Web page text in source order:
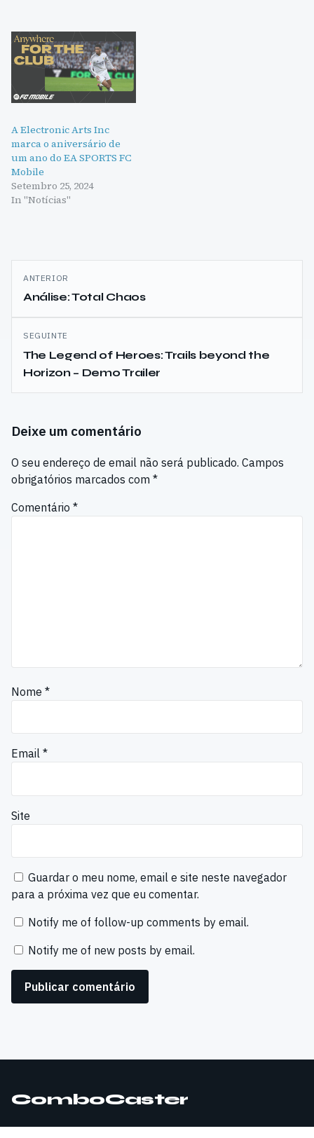
A Electronic Arts Inc
marca o aniversário de
um ano do EA SPORTS FC
Mobile
Setembro 25, 2024
In "Notícias"
Navegação
de
artigos
ANTERIOR
Análise: Total Chaos
SEGUINTE
The Legend of Heroes: Trails beyond the
Horizon – Demo Trailer
Deixe um comentário
O seu endereço de email não será publicado. Campos
obrigatórios marcados com *
Comentário *
Nome *
Email *
Site
Guardar o meu nome, email e site neste navegador
para a próxima vez que eu comentar.
Notify me of follow-up comments by email.
Notify me of new posts by email.
ComboCaster